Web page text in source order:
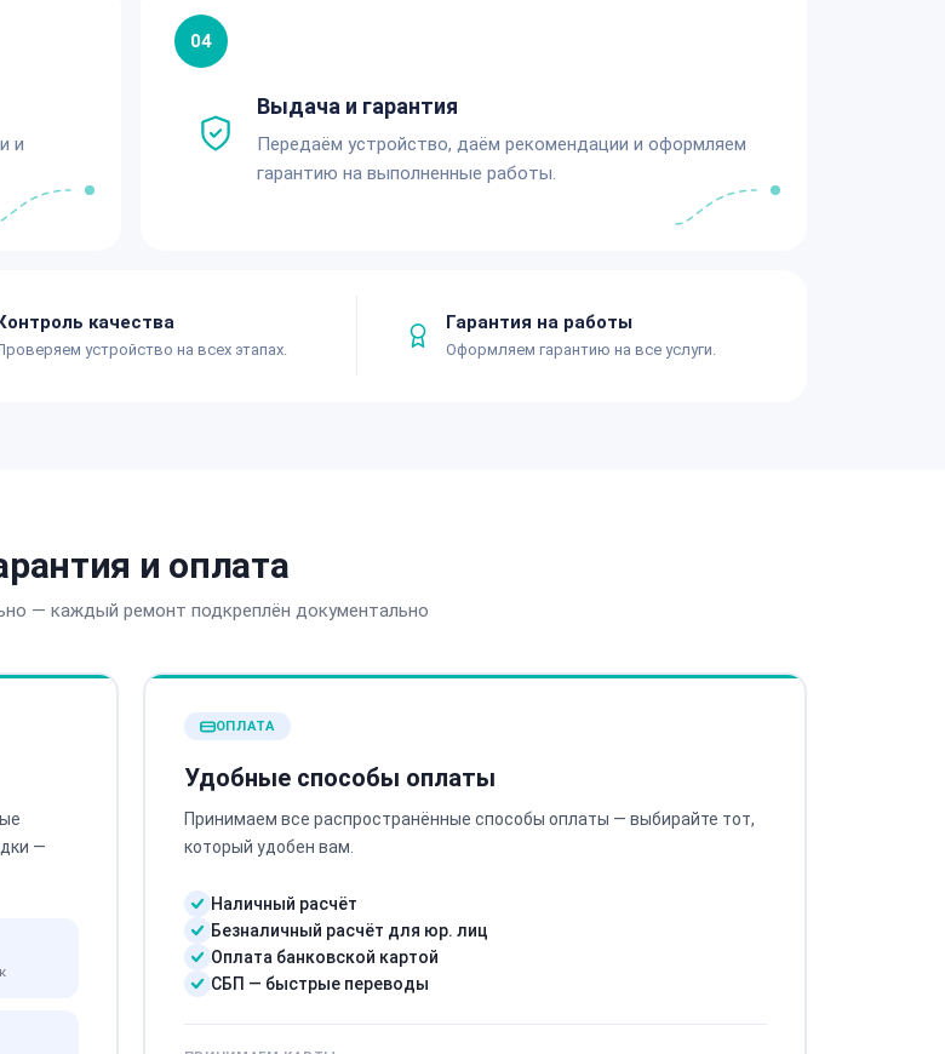
и
04
Выдача и гарантия
Передаём устройство, даём рекомендации и оформляем
гарантию на выполненные работы.
качества
устройство на всех этапах.
Гарантия на работы
Оформляем гарантию на все услуги.
и оплата
— каждый ремонт подкреплён документально
—
ОПЛАТА
Удобные способы оплаты
Принимаем все распространённые способы оплаты — выбирайте тот,
который удобен вам.
Наличный расчёт
Безналичный расчёт для юр. лиц
Оплата банковской картой
СБП — быстрые переводы